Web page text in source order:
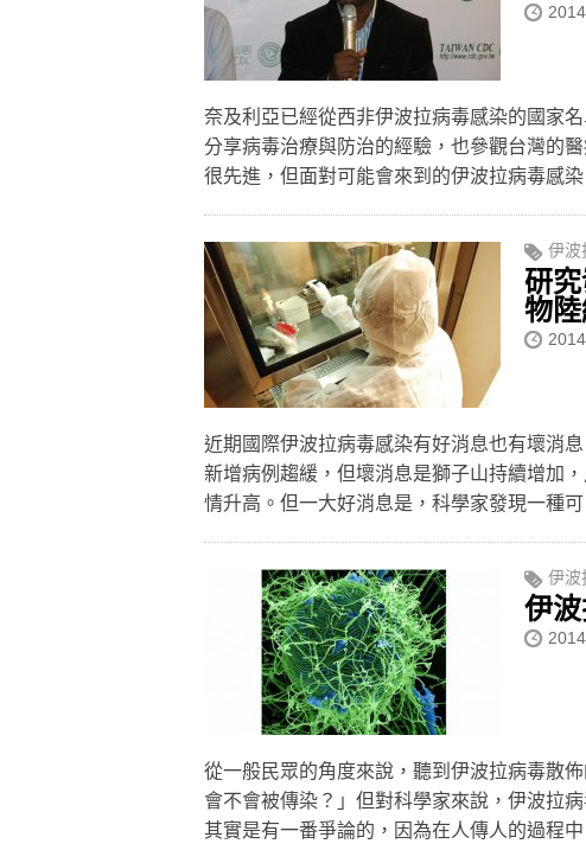
奈及利亞已經從西非伊波拉病毒感染的國家
分享病毒治療與防治的經驗，也參觀台灣的
很先進，但面對可能會來到的伊波拉病毒感染
伊波
研
物
近期國際伊波拉病毒感染有好消息也有壞消
新增病例趨緩，但壞消息是獅子山持續增加
情升高。但一大好消息是，科學家發現一種可
伊波
伊
從一般民眾的角度來說，聽到伊波拉病毒散
會不會被傳染？」但對科學家來說，伊波拉
其實是有一番爭論的，因為在人傳人的過程中